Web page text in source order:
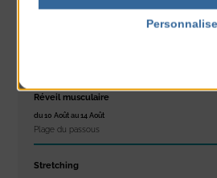
Réveil musculaire
du 10 Août au 14 Août
Plage du passous
Stretching